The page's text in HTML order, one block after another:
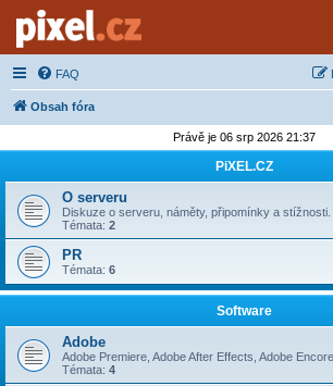
Server o natáčení a zpracování videa
FAQ
Obsah fóra
Právě je 06 srp 2026 21:37
PiXEL.CZ
O serveru
Diskuze o serveru, náměty, připomínky a stížnosti.
Témata: 2
PR
Témata: 6
Software
Adobe
Adobe Premiere, Adobe After Effects, Adobe Encore
Témata: 4